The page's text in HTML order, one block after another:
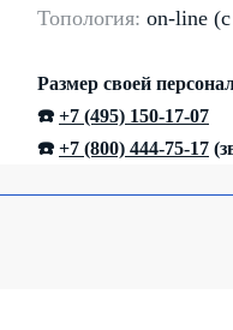
Топология: on-line
Размер своей
☎️ +7 (495) 150-17-07
☎️ +7 (800) 444-75-17